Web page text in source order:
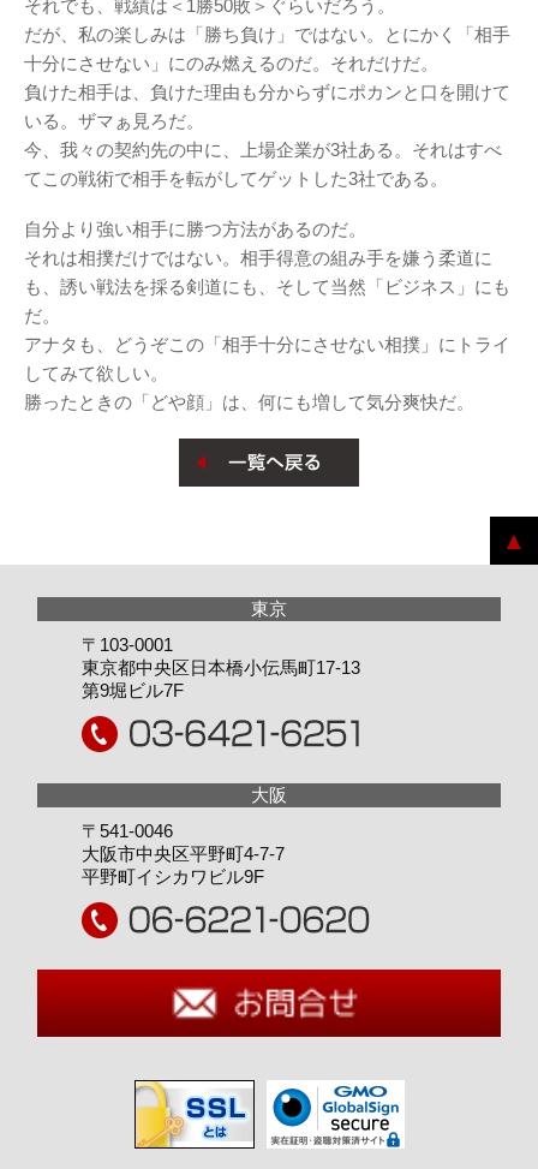
それでも、戦績は＜1勝50敗＞ぐらいだろう。
だが、私の楽しみは「勝ち負け」ではない。とにかく「相手
十分にさせない」にのみ燃えるのだ。それだけだ。
負けた相手は、負けた理由も分からずにポカンと口を開けて
いる。ザマぁ見ろだ。
今、我々の契約先の中に、上場企業が3社ある。それはすべ
てこの戦術で相手を転がしてゲットした3社である。
自分より強い相手に勝つ方法があるのだ。
それは相撲だけではない。相手得意の組み手を嫌う柔道に
も、誘い戦法を採る剣道にも、そして当然「ビジネス」にも
だ。
アナタも、どうぞこの「相手十分にさせない相撲」にトライ
してみて欲しい。
勝ったときの「どや顔」は、何にも増して気分爽快だ。
〒103-0001
東京都中央区日本橋小伝馬町17-13
第9堀ビル7F
〒541-0046
大阪市中央区平野町4-7-7
平野町イシカワビル9F